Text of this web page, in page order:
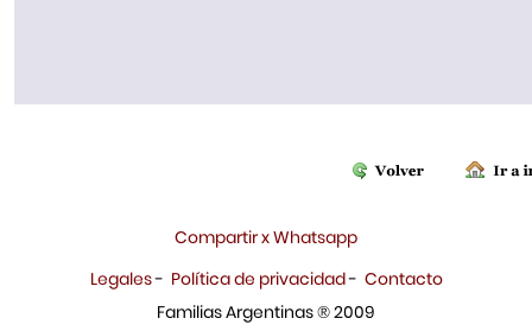
Compartir x Whatsapp
Legales- Política de privacidad- Contacto
Familias Argentinas ® 2009